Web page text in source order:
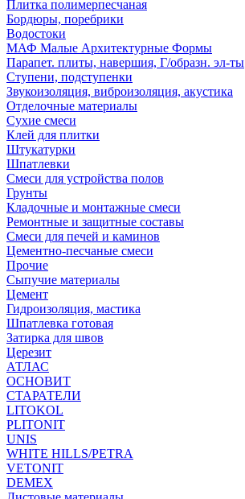
Плитка полимерпесчаная
Бордюры, поребрики
Водостоки
МАФ Малые Архитектурные Формы
Парапет. плиты, навершия, Г/образн. эл-ты
Ступени, подступенки
Звукоизоляция, виброизоляция, акустика
Отделочные материалы
Сухие смеси
Клей для плитки
Штукатурки
Шпатлевки
Смеси для устройства полов
Грунты
Кладочные и монтажные смеси
Ремонтные и защитные составы
Смеси для печей и каминов
Цементно-песчаные смеси
Прочие
Сыпучие материалы
Цемент
Гидроизоляция, мастика
Шпатлевка готовая
Затирка для швов
Церезит
АТЛАС
ОСНОВИТ
СТАРАТЕЛИ
LITOKOL
PLITONIT
UNIS
WHITE HILLS/PETRA
VETONIT
DEMEX